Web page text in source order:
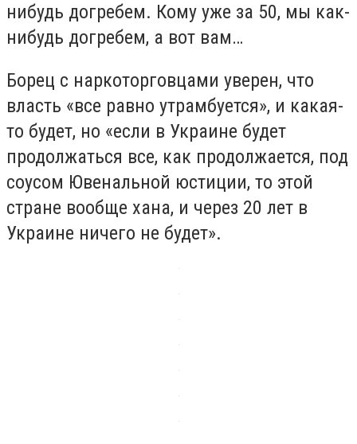
нибудь догребем. Кому уже за 50, мы как-
нибудь догребем, а вот вам…
Борец с наркоторговцами уверен, что
власть «все равно утрамбуется», и какая-
то будет, но «если в Украине будет
продолжаться все, как продолжается, под
соусом Ювенальной юстиции, то этой
стране вообще хана, и через 20 лет в
Украине ничего не будет».